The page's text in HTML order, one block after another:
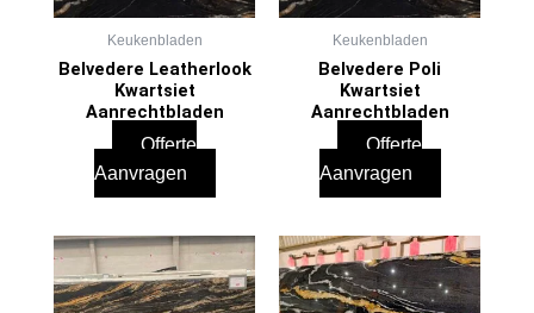
Keukenbladen
Belvedere Leatherlook
Kwartsiet
Aanrechtbladen
Offerte
Aanvragen
Keukenbladen
Belvedere Poli
Kwartsiet
Aanrechtbladen
Offerte
Aanvragen